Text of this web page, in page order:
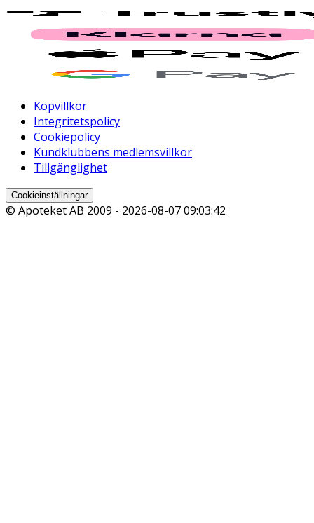
Köpvillkor
Integritetspolicy
Cookiepolicy
Kundklubbens medlemsvillkor
Tillgänglighet
Cookieinställningar
© Apoteket AB 2009 - 2026-08-07 09:03:42